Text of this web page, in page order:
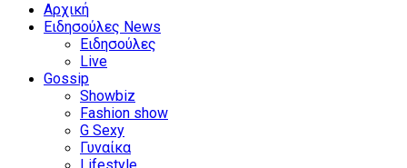
Αρχική
Ειδησούλες News
Ειδησούλες
Live
Gossip
Showbiz
Fashion show
G Sexy
Γυναίκα